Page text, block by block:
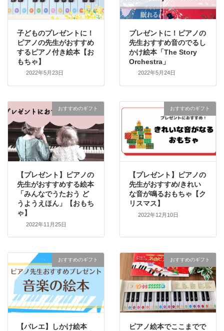
子どものプレゼントに！
ピアノの先生がおすすめ
するピアノ付き絵本【お
もちゃ】
2022年5月23日
プレゼントに！ピアノの
先生おすすめ音のでるし
かけ絵本「The Story
Orchestra」
2022年5月24日
おすすめのギフト
【プレゼント】ピアノの
先生がおすすめする絵本
「みんなでうたおう ど
うようえほん」【おもち
ゃ】
2022年11月25日
おすすめのギフト
【プレゼント】ピアノの
先生がおすすめ/きれい
な音が鳴るおもちゃ【ク
リスマス】
2022年12月10日
おすすめのギフト
【バレエ】しかけ絵本
おすすめのギフト
ピアノ絵本でここまでで